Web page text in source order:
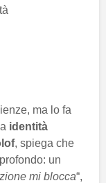
ma lo fa
identità
, spiega che
un
mi blocca“,